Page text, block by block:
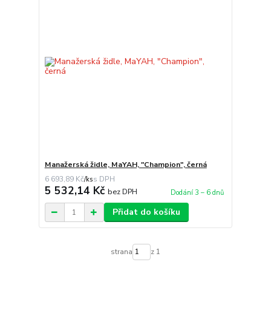
Manažerská židle, MaYAH, "Champion", černá
6 693,89 Kč/ks
5 532,14 Kč bez DPH Dodání 3 – 6 dnů
Přidat do košíku
strana z 1